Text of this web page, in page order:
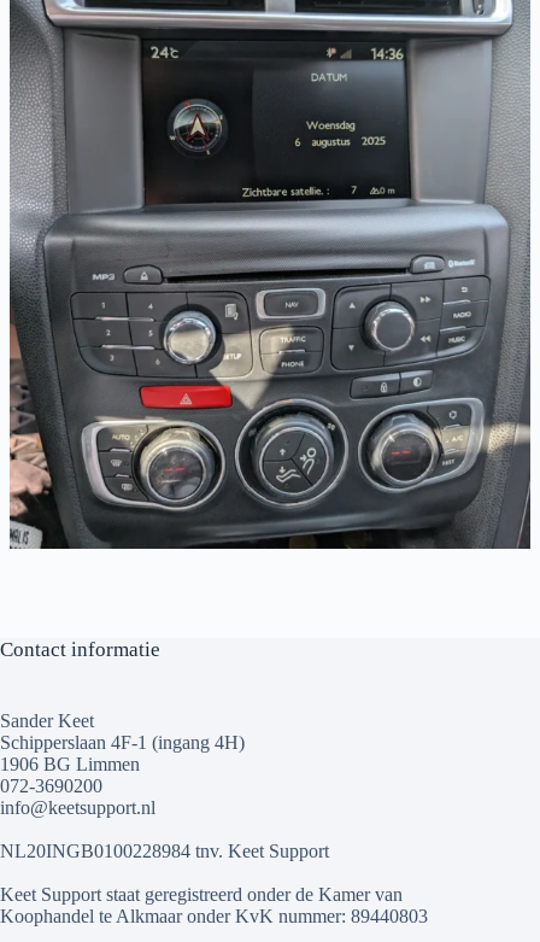
Contact informatie
Sander Keet
Schipperslaan 4F-1 (ingang 4H)
1906 BG Limmen
072-3690200
info@keetsupport.nl
NL20INGB0100228984 tnv. Keet Support
Keet Support staat geregistreerd onder de Kamer van
Koophandel te Alkmaar onder KvK nummer: 89440803